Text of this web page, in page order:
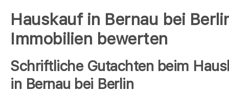
Hauskauf in Bernau bei
Immobilien bewerten
Schriftliche Gutachten beim
in Bernau bei Berlin